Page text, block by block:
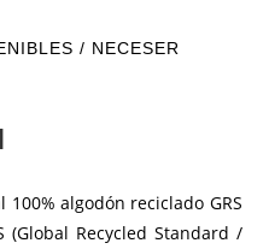
/ NECESER
algodón reciclado GRS
(Global Recycled Standard /